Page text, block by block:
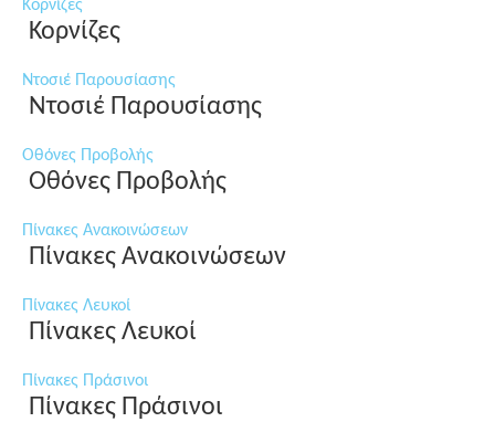
Κορνίζες
Κορνίζες
Ντοσιέ Παρουσίασης
Ντοσιέ Παρουσίασης
Οθόνες Προβολής
Οθόνες Προβολής
Πίνακες Ανακοινώσεων
Πίνακες Ανακοινώσεων
Πίνακες Λευκοί
Πίνακες Λευκοί
Πίνακες Πράσινοι
Πίνακες Πράσινοι